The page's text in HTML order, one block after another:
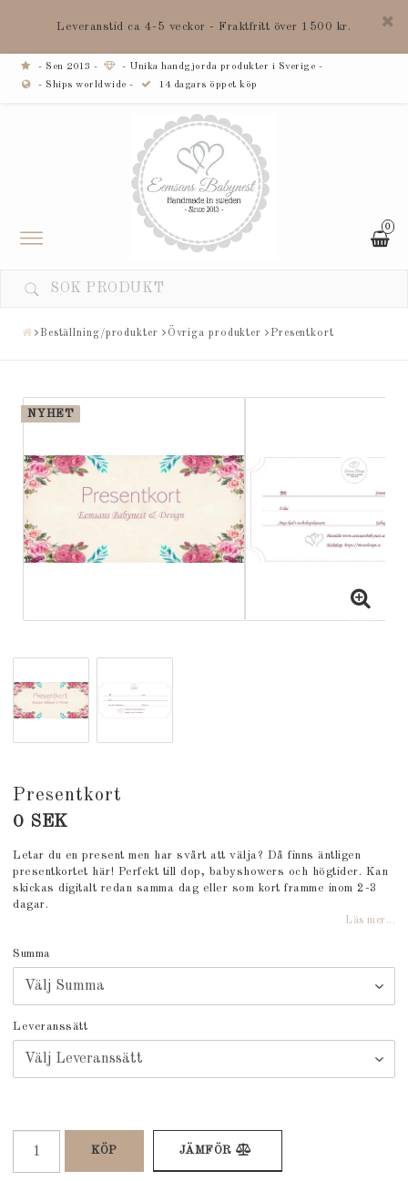
Leveranstid ca 4-5 veckor - Fraktfritt över 1500 kr.
- Sen 2013 -
- Unika handgjorda produkter i Sverige -
- Ships worldwide -
14 dagars öppet köp
0
Toggle
navigation
Beställning/produkter Övriga produkter Presentkort
NYHET
Presentkort
0 SEK
Letar du en present men har svårt att välja? Då finns äntligen
presentkortet här! Perfekt till dop, babyshowers och högtider. Kan
skickas digitalt redan samma dag eller som kort framme inom 2-3
dagar.
Läs mer...
Summa
Leveranssätt
KÖP JÄMFÖR